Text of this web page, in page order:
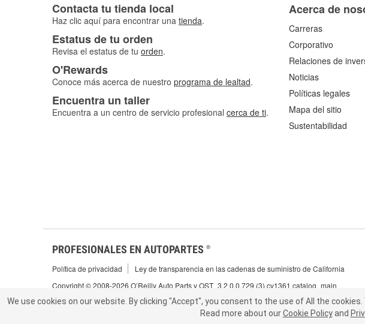
We use cookies on our website. By clicking "Accept", you consent to the use of All the
about ourCookie Policyand
Contacta tu tienda local
Haz clic aquí para encontrar una tienda.
Estatus de tu orden
Revisa el estatus de tu orden.
O'Rewards
Conoce más acerca de nuestro programa de lealtad.
Encuentra un taller
Encuentra a un centro de servicio profesional cerca de ti.
Acerca de
Carreras
Corporativo
Relaciones de
Noticias
Políticas legales
Mapa del sitio
Sustentabilidad
PROFESIONALES EN AUTOPARTES ®
Política de privacidad
Ley de transparencia en las cadenas de suministro de California
Copyright © 2008-2026 O’Reilly Auto Parts v OST_3.2.0.0.729 (3) cv1361 catalog_main
We use cookies on our website. By clicking "Accept", you consent to the use of All the cookies.
Read more about our Cookie Policy and